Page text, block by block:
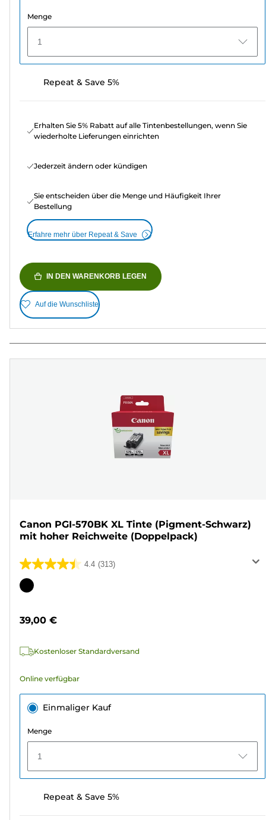
Menge
1
Repeat & Save 5%
Erhalten Sie 5% Rabatt auf alle Tintenbestellungen, wenn Sie
wiederholte Lieferungen einrichten
Jederzeit ändern oder kündigen
Sie entscheiden über die Menge und Häufigkeit Ihrer
Bestellung
Erfahre mehr über Repeat & Save
IN DEN WARENKORB LEGEN
Auf die Wunschliste
Canon PGI-570BK XL Tinte (Pigment-Schwarz)
mit hoher Reichweite (Doppelpack)
4.4 (313)
4.4
von
313
Farbpatrone
39,00 €
Kostenloser Standardversand
Online verfügbar
Einmaliger Kauf
Menge
1
Repeat & Save 5%